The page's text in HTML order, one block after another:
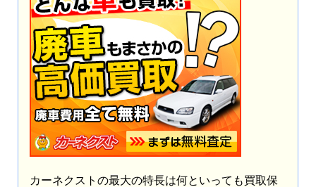
カーネクストの最大の特長は何といっても買取保